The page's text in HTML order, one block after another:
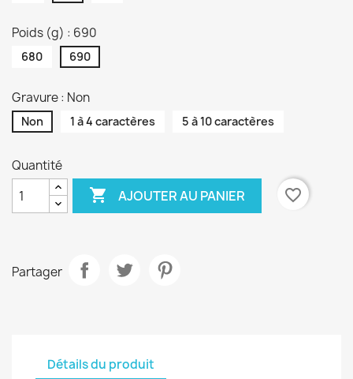
Poids (g) : 690
680 690
Gravure : Non
Non 1 à 4 caractères 5 à 10 caractères
Quantité
 AJOUTER AU PANIER favorite_border
Partager
Détails du produit